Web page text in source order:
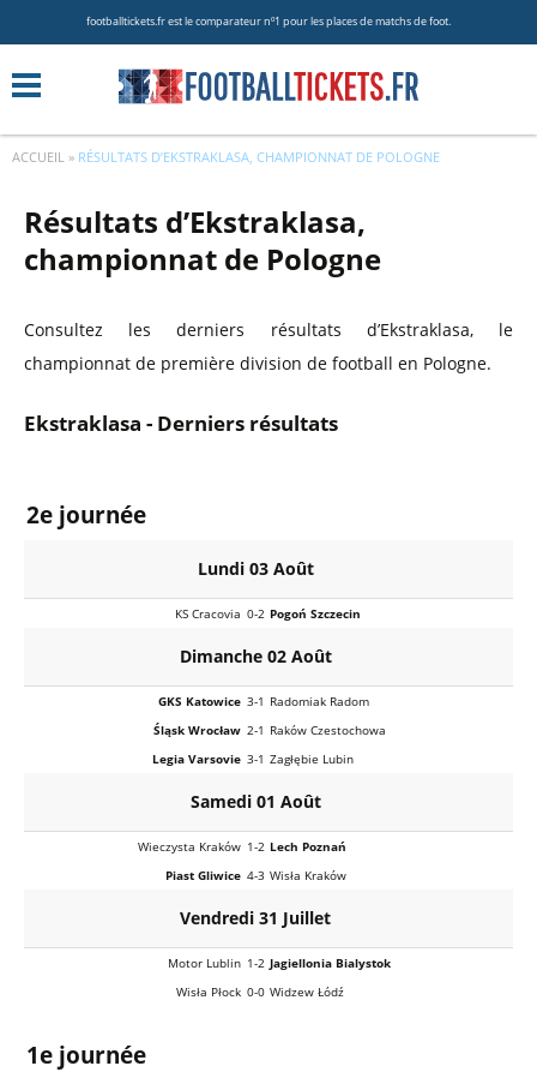
footballtickets.fr est le comparateur nº1 pour les places de matchs de foot.
ACCUEIL » RÉSULTATS D’EKSTRAKLASA, CHAMPIONNAT DE POLOGNE
Résultats d’Ekstraklasa,
championnat de Pologne
Consultez les derniers résultats d’Ekstraklasa, le
championnat de première division de football en Pologne.
Ekstraklasa - Derniers résultats
2e journée
Lundi 03 Août
KS Cracovia 0-2 Pogoń Szczecin
Dimanche 02 Août
GKS Katowice 3-1 Radomiak Radom
Śląsk Wrocław 2-1 Raków Czestochowa
Legia Varsovie 3-1 Zagłębie Lubin
Samedi 01 Août
Wieczysta Kraków 1-2 Lech Poznań
Piast Gliwice 4-3 Wisła Kraków
Vendredi 31 Juillet
Motor Lublin 1-2 Jagiellonia Bialystok
Wisła Płock 0-0 Widzew Łódź
1e journée